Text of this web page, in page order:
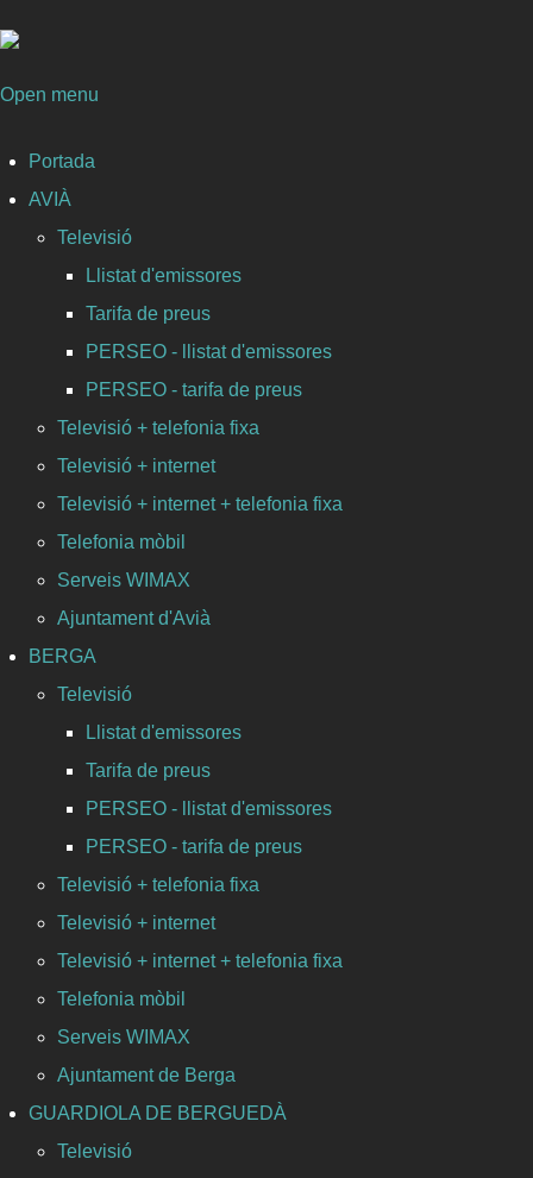
Open menu
Portada
AVIÀ
Televisió
Llistat d'emissores
Tarifa de preus
PERSEO - llistat d'emissores
PERSEO - tarifa de preus
Televisió + telefonia fixa
Televisió + internet
Televisió + internet + telefonia fixa
Telefonia mòbil
Serveis WIMAX
Ajuntament d'Avià
BERGA
Televisió
Llistat d'emissores
Tarifa de preus
PERSEO - llistat d'emissores
PERSEO - tarifa de preus
Televisió + telefonia fixa
Televisió + internet
Televisió + internet + telefonia fixa
Telefonia mòbil
Serveis WIMAX
Ajuntament de Berga
GUARDIOLA DE BERGUEDÀ
Televisió